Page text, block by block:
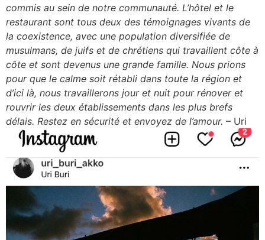
commis au sein de notre communauté. L’hôtel et le
restaurant sont tous deux des témoignages vivants de
la coexistence, avec une population diversifiée de
musulmans, de juifs et de chrétiens qui travaillent côte à
côte et sont devenus une grande famille. Nous prions
pour que le calme soit rétabli dans toute la région et
d’ici là, nous travaillerons jour et nuit pour rénover et
rouvrir les deux établissements dans les plus brefs
délais. Restez en sécurité et envoyez de l’amour. – Uri